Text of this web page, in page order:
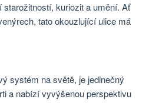
kuriozit a umění. Ať
tato okouzlující ulice má
systém na světě, je jedinečný
a nabízí vyvýšenou perspektivu